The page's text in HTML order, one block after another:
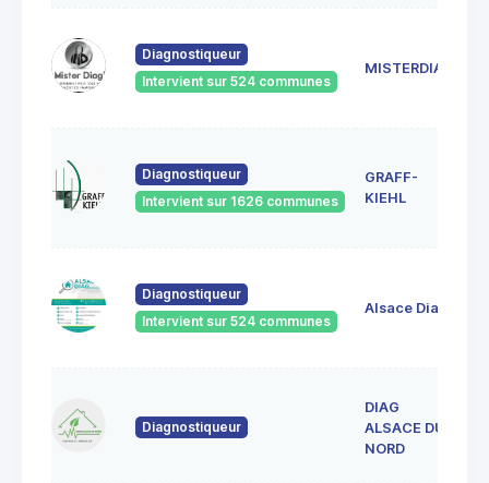
Diagnostiqueur
Intervient sur 524 communes
MISTERDIAG
Diagnostiqueur
Intervient sur 1626 communes
GRAFF-
KIEHL
Diagnostiqueur
Intervient sur 524 communes
Alsace Diag
Diagnostiqueur
DIAG
ALSACE DU
NORD